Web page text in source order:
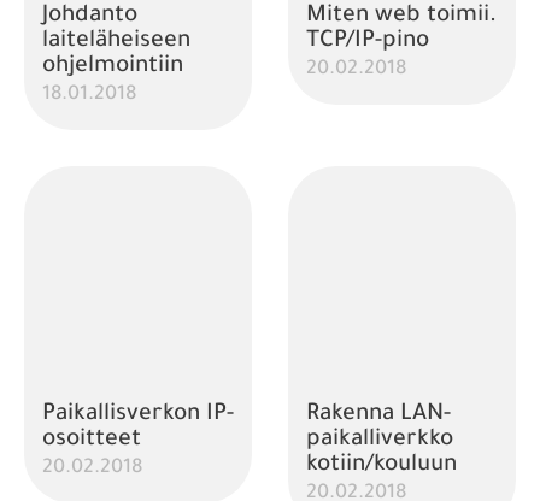
Johdanto
laiteläheiseen
ohjelmointiin
18.01.2018
Miten web toimii.
TCP/IP-pino
20.02.2018
Paikallisverkon IP-
osoitteet
20.02.2018
Rakenna LAN-
paikalliverkko
kotiin/kouluun
20.02.2018